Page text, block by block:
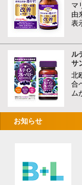
マ
由
表
ル
サ
北
合
ム
お知らせ